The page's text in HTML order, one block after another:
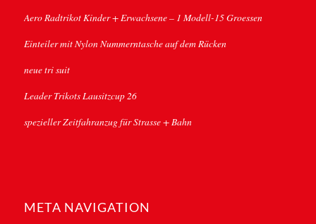
Aero Radtrikot Kinder + Erwachsene – 1 Modell-15 Groessen
Einteiler mit Nylon Nummerntasche auf dem Rücken
neue tri suit
Leader Trikots Lausitzcup 26
spezieller Zeitfahranzug für Strasse + Bahn
META NAVIGATION